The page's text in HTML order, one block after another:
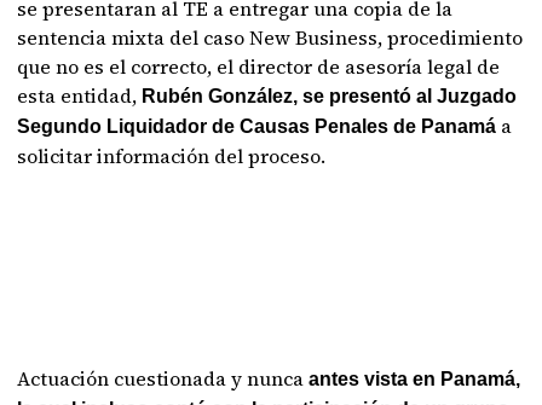
se presentaran al TE a entregar una copia de la
sentencia mixta del caso New Business, procedimiento
que no es el correcto, el director de asesoría legal de
esta entidad, Rubén González, se presentó al Juzgado
Segundo Liquidador de Causas Penales de Panamá a
solicitar información del proceso.
Actuación cuestionada y nuncaantes vista en Panamá,